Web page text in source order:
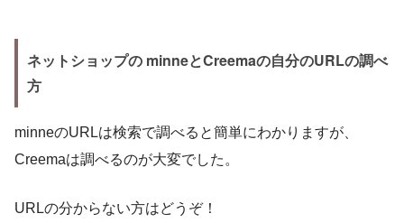
ネットショップの minneとCreemaの自分のURLの調べ
方
minneのURLは検索で調べると簡単にわかりますが、
Creemaは調べるのが大変でした。
URLの分からない方はどうぞ！